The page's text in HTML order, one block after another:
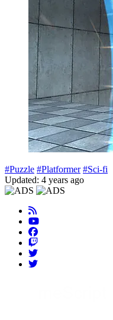
#Puzzle #Platformer #Sci-fi
Updated: 4 years ago